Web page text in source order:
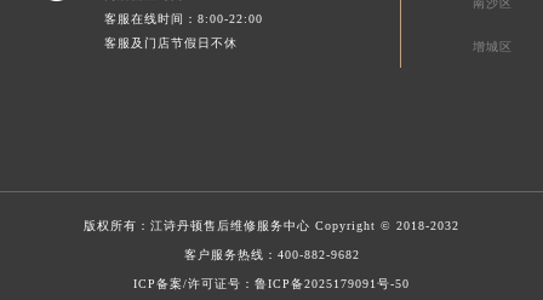
客服在线时间：8:00-22:00
客服及门店节假日不休
增城区
版权所有： 江诗丹顿售后维修服务中心 Copyright © 2018-2032
客户服务热线： 400-882-9682
ICP备案/许可证号：鲁ICP备2025179091号-50